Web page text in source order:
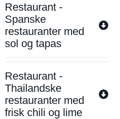
Restaurant -
Spanske
restauranter med
sol og tapas
Restaurant -
Thailandske
restauranter med
frisk chili og lime